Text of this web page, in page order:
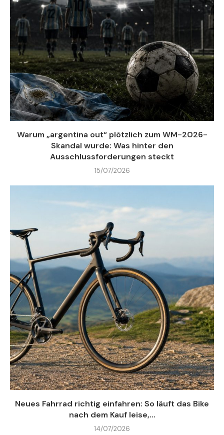
Warum „argentina out“ plötzlich zum WM-2026-
Skandal wurde: Was hinter den
Ausschlussforderungen steckt
15/07/2026
Neues Fahrrad richtig einfahren: So läuft das Bike
nach dem Kauf leise,...
14/07/2026